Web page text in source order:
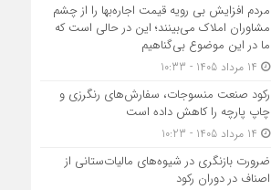
مردم افزایش بی رویه قیمت اجاره‌بها را از چشم
مشاوران املاک می‌بینند؛ این در حالی است که
ما در این موضوع بی‌گناهیم
رکود صنعت منسوجات، سفارش‌های رنگرزی و
چاپ پارچه را کاهش داده است
ضرورت بازنگری در شیوه‌های مالیات‌ستانی از
اصناف در دوران رکود